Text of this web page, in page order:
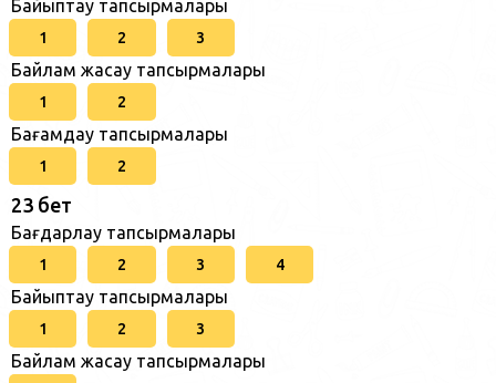
Байыптау тапсырмалары
1 2 3
Байлам жасау тапсырмалары
1 2
Бағамдау тапсырмалары
1 2
23 бет
Бағдарлау тапсырмалары
1 2 3 4
Байыптау тапсырмалары
1 2 3
Байлам жасау тапсырмалары